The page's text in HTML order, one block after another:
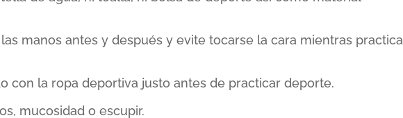
manos antes y después y evite tocarse la cara mientras practica
con la ropa deportiva justo antes de practicar deporte.
mucosidad o escupir.